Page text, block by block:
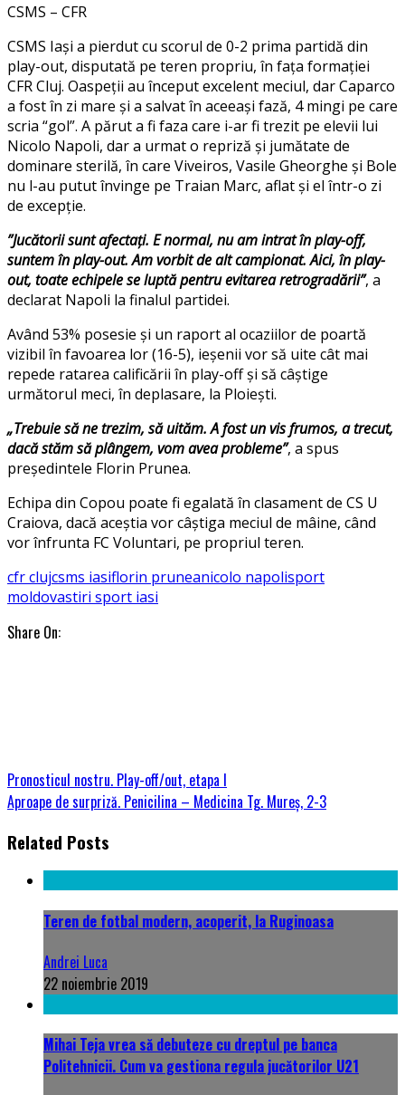
CSMS – CFR
CSMS Iași a pierdut cu scorul de 0-2 prima partidă din
play-out, disputată pe teren propriu, în fața formației
CFR Cluj. Oaspeții au început excelent meciul, dar Caparco
a fost în zi mare și a salvat în aceeași fază, 4 mingi pe care
scria “gol”. A părut a fi faza care i-ar fi trezit pe elevii lui
Nicolo Napoli, dar a urmat o repriză și jumătate de
dominare sterilă, în care Viveiros, Vasile Gheorghe și Bole
nu l-au putut învinge pe Traian Marc, aflat și el într-o zi
de excepție.
”Jucătorii sunt afectați. E normal, nu am intrat în play-off,
suntem în play-out. Am vorbit de alt campionat. Aici, în play-
out, toate echipele se luptă pentru evitarea retrogradării”, a
declarat Napoli la finalul partidei.
Având 53% posesie și un raport al ocaziilor de poartă
vizibil în favoarea lor (16-5), ieșenii vor să uite cât mai
repede ratarea calificării în play-off și să câștige
următorul meci, în deplasare, la Ploiești.
„Trebuie să ne trezim, să uităm. A fost un vis frumos, a trecut,
dacă stăm să plângem, vom avea probleme”, a spus
președintele Florin Prunea.
Echipa din Copou poate fi egalată în clasament de CS U
Craiova, dacă aceștia vor câștiga meciul de mâine, când
vor înfrunta FC Voluntari, pe propriul teren.
cfr clujcsms iasiflorin pruneanicolo napolisport
moldovastiri sport iasi
Share On:
Pronosticul nostru. Play-off/out, etapa I
Aproape de surpriză. Penicilina – Medicina Tg. Mureș, 2-3
Related Posts
Teren de fotbal modern, acoperit, la Ruginoasa
Andrei Luca
22 noiembrie 2019
Mihai Teja vrea să debuteze cu dreptul pe banca
Politehnicii. Cum va gestiona regula jucătorilor U21